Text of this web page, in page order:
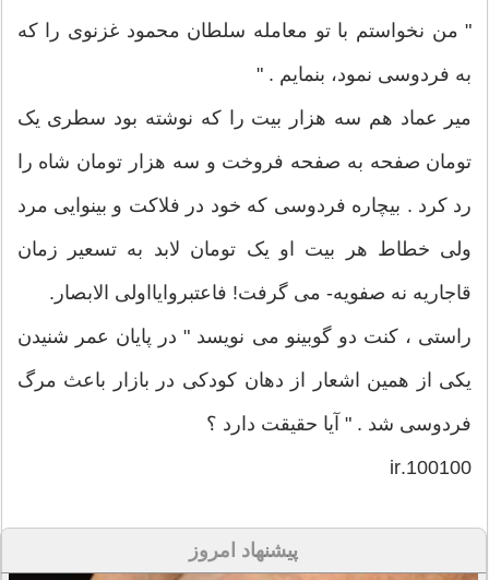
" من نخواستم با تو معامله سلطان محمود غزنوی را که
به فردوسی نمود، بنمایم . "
میر عماد هم سه هزار بیت را که نوشته بود سطری یک
تومان صفحه به صفحه فروخت و سه هزار تومان شاه را
رد کرد . بیچاره فردوسی که خود در فلاکت و بینوایی مرد
ولی خطاط هر بیت او یک تومان لابد به تسعیر زمان
قاجاریه نه صفویه- می گرفت! فاعتبروایااولی الابصار.
راستی ، کنت دو گوبینو می نویسد " در پایان عمر شنیدن
یکی از همین اشعار از دهان کودکی در بازار باعث مرگ
فردوسی شد . " آیا حقیقت دارد ؟
100100.ir
پیشنهاد امروز